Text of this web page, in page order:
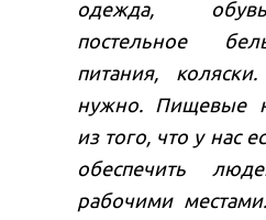
одежда,
постельное
питания,
нужно. Пищевые
из того, что у нас
обеспечить
рабочими